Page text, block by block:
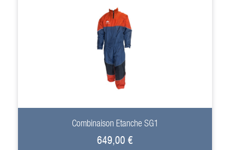
+
Combinaison Etanche SG1
649,00 €